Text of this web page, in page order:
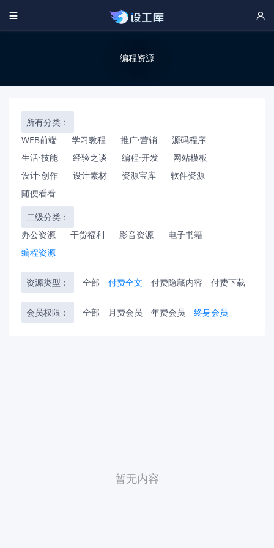
 
编程资源
所有分类：
WEB前端
学习教程 推广·营销
源码程序
生活·技能
经验之谈 编程·开发
网站模板
设计·创作
设计素材 资源宝库
软件资源
随便看看
二级分类：
办公资源
干货福利 影音资源
电子书籍
编程资源
资源类型： 全部 付费全文 付费隐藏内容 付费下载
会员权限： 全部 月费会员 年费会员 终身会员
暂无内容